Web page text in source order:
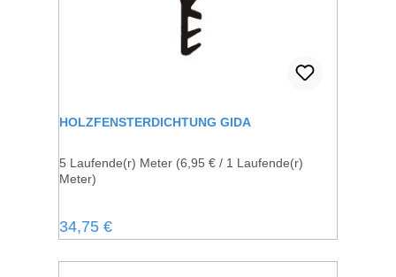
HOLZFENSTERDICHTUNG GIDA
5 Laufende(r) Meter (6,95 € / 1 Laufende(r)
Meter)
Regulärer Preis:
34,75 €